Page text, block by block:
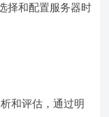
择和配置服务器时
和评估，通过明